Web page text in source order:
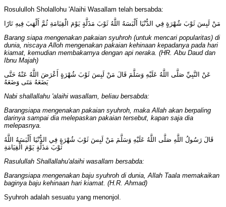
Rosululloh Sholallohu 'Alaihi Wasallam telah bersabda:
مَنْ لَبِسَ ثَوْبَ شُهْرَةٍ فِي الدُّنْيَا أَلْبَسَهُ اللَّهُ ثَوْبَ مَذَلَّةٍ يَوْمَ الْقِيَامَةِ ثُمَّ أَلْهَبَ فِيهِ نَارًا
Barang siapa mengenakan pakaian syuhroh (untuk mencari popularitas) di
dunia, niscaya Alloh mengenakan pakaian kehinaan kepadanya pada hari
kiamat, kemudian membakarnya dengan api neraka. (HR. Abu Daud dan
Ibnu Majah)
عَنْ النَّبِيِّ صَلَّى اللَّهُ عَلَيْهِ وَسَلَّمَ قَالَ مَنْ لَبِسَ ثَوْبَ شُهْرَةٍ أَعْرَضَ اللَّهُ عَنْهُ حَتَّى
يَضَعَهُ مَتَى وَضَعَهُ
Nabi shallallahu 'alaihi wasallam, beliau bersabda:
Barangsiapa mengenakan pakaian syuhroh, maka Allah akan berpaling
darinya sampai dia melepaskan pakaian tersebut, kapan saja dia
melepasnya.
قَالَ رَسُولُ اللَّهِ صَلَّى اللَّهُ عَلَيْهِ وَسَلَّمَ مَنْ لَبِسَ ثَوْبَ شُهْرَةٍ فِي الدُّنْيَا أَلْبَسَهُ اللَّهُ
ثَوْبَ مَذَلَّةٍ يَوْمَ الْقِيَامَةِ
Rasulullah Shallallahu'alaihi wasallam bersabda:
Barangsiapa mengenakan baju syuhroh di dunia, Allah Taala memakaikan
baginya baju kehinaan hari kiamat. (H.R. Ahmad)
Syuhroh adalah sesuatu yang menonjol.